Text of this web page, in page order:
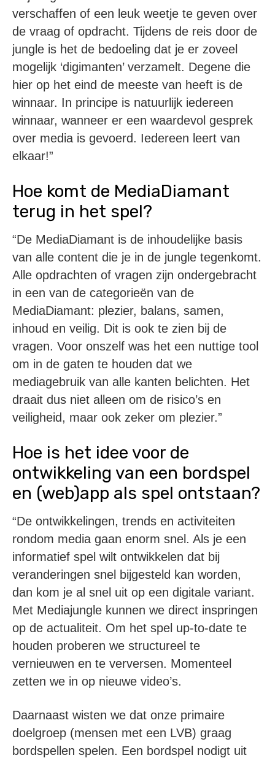
verschaffen of een leuk weetje te geven over
de vraag of opdracht. Tijdens de reis door de
jungle is het de bedoeling dat je er zoveel
mogelijk ‘digimanten’ verzamelt. Degene die
hier op het eind de meeste van heeft is de
winnaar. In principe is natuurlijk iedereen
winnaar, wanneer er een waardevol gesprek
over media is gevoerd. Iedereen leert van
elkaar!”
Hoe komt de MediaDiamant
terug in het spel?
“De MediaDiamant is de inhoudelijke basis
van alle content die je in de jungle tegenkomt.
Alle opdrachten of vragen zijn ondergebracht
in een van de categorieën van de
MediaDiamant: plezier, balans, samen,
inhoud en veilig. Dit is ook te zien bij de
vragen. Voor onszelf was het een nuttige tool
om in de gaten te houden dat we
mediagebruik van alle kanten belichten. Het
draait dus niet alleen om de risico’s en
veiligheid, maar ook zeker om plezier.”
Hoe is het idee voor de
ontwikkeling van een bordspel
en (web)app als spel ontstaan?
“De ontwikkelingen, trends en activiteiten
rondom media gaan enorm snel. Als je een
informatief spel wilt ontwikkelen dat bij
veranderingen snel bijgesteld kan worden,
dan kom je al snel uit op een digitale variant.
Met Mediajungle kunnen we direct inspringen
op de actualiteit. Om het spel up-to-date te
houden proberen we structureel te
vernieuwen en te verversen. Momenteel
zetten we in op nieuwe video’s.
Daarnaast wisten we dat onze primaire
doelgroep (mensen met een LVB) graag
bordspellen spelen. Een bordspel nodigt uit